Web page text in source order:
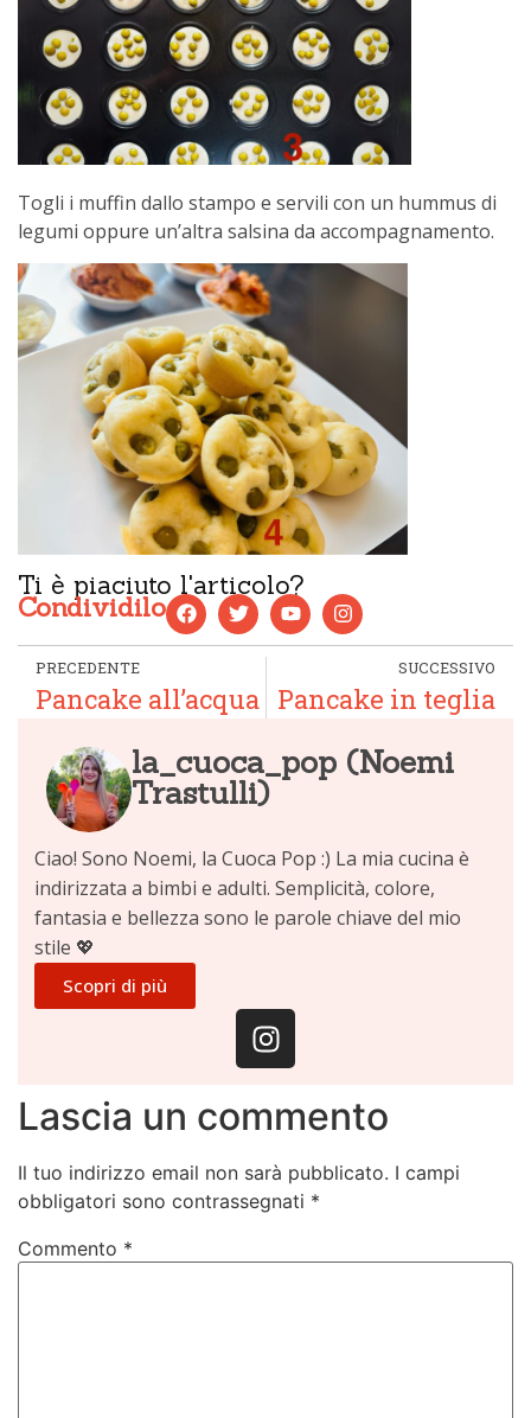
Togli i muffin dallo stampo e servili con un hummus di
legumi oppure un’altra salsina da accompagnamento.
Ti è piaciuto l'articolo?
Condividilo
PRECEDENTE
Pancake all’acqua
SUCCESSIVO
Pancake in teglia
la_cuoca_pop (Noemi
Trastulli)
Ciao! Sono Noemi, la Cuoca Pop :) La mia cucina è
indirizzata a bimbi e adulti. Semplicità, colore,
fantasia e bellezza sono le parole chiave del mio
stile 💖
Scopri di più
Lascia un commento
Il tuo indirizzo email non sarà pubblicato. I campi
obbligatori sono contrassegnati *
Commento *